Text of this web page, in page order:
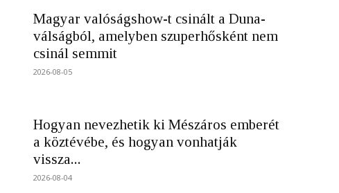
Magyar valóságshow-t csinált a Duna-
válságból, amelyben szuperhősként nem
csinál semmit
2026-08-05
Hogyan nevezhetik ki Mészáros emberét
a köztévébe, és hogyan vonhatják
vissza...
2026-08-04